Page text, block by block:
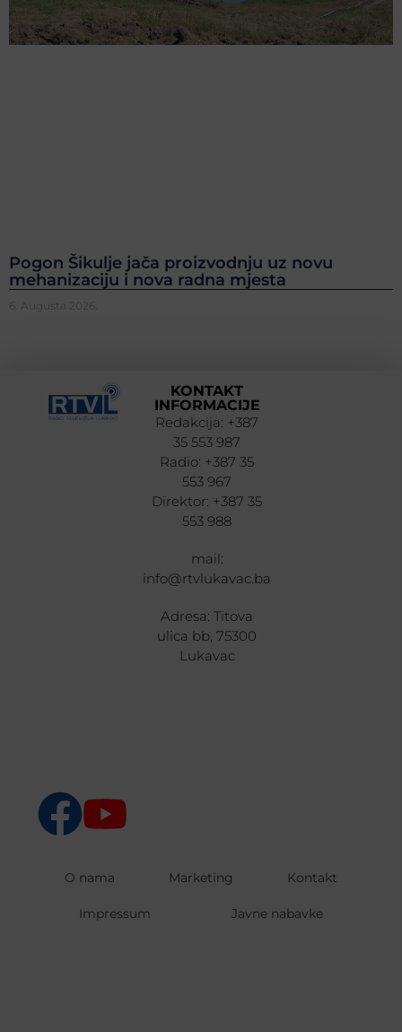
Pogon Šikulje jača proizvodnju uz novu
mehanizaciju i nova radna mjesta
6. Augusta 2026.
KONTAKT
INFORMACIJE
Redakcija: +387
35 553 987
Radio: +387 35
553 967
Direktor: +387 35
553 988
mail:
info@rtvlukavac.ba
Adresa: Titova
ulica bb, 75300
Lukavac
O nama Marketing Kontakt
Impressum Javne nabavke